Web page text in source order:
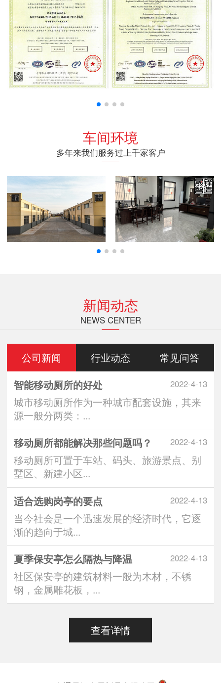
车间环境
多年来我们服务过上千家客户
新闻动态
NEWS CENTER
公司新闻 行业动态 常见问答
2022-4-13
智能移动厕所的好处
城市移动厕所作为一种城市配套设施，其来
源一般分两类：...
2022-4-13
移动厕所都能解决那些问题吗？
移动厕所可置于车站、码头、旅游景点、别
墅区、新建小区...
2022-4-13
适合选购岗亭的要点
当今社会是一个迅速发展的经济时代，它逐
渐的趋向于城...
2022-4-13
夏季保安亭怎么隔热与降温
社区保安亭的建筑材料一般为木材，不锈
钢，金属雕花板，...
查看详情